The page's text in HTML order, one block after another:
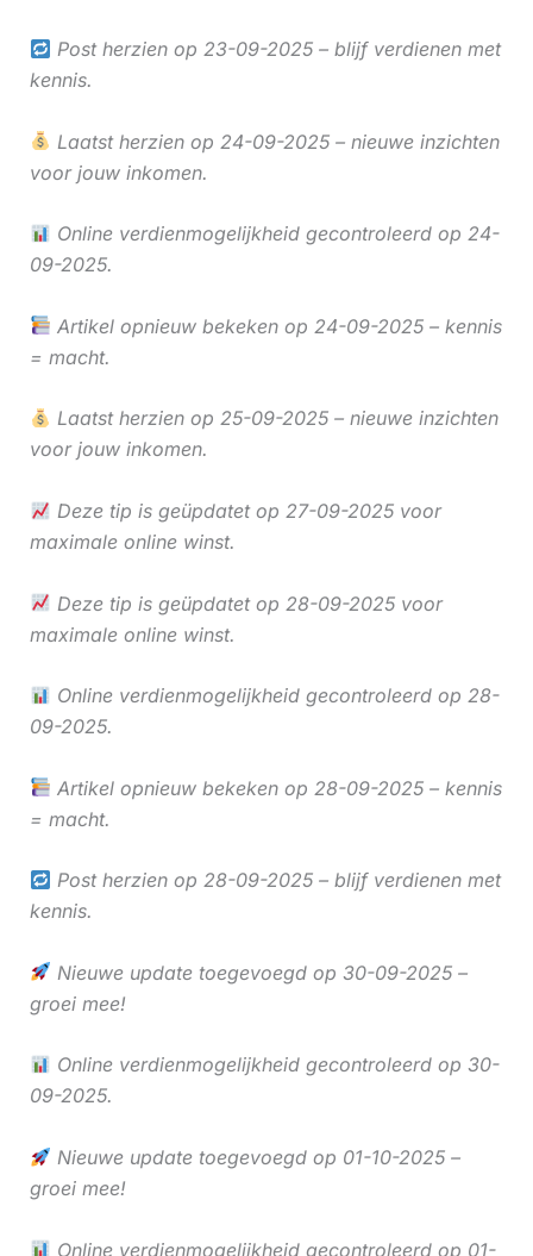
Post herzien op 23-09-2025 – blijf verdienen met
kennis.
Laatst herzien op 24-09-2025 – nieuwe inzichten
voor jouw inkomen.
Online verdienmogelijkheid gecontroleerd op 24-
09-2025.
Artikel opnieuw bekeken op 24-09-2025 – kennis
= macht.
Laatst herzien op 25-09-2025 – nieuwe inzichten
voor jouw inkomen.
Deze tip is geüpdatet op 27-09-2025 voor
maximale online winst.
Deze tip is geüpdatet op 28-09-2025 voor
maximale online winst.
Online verdienmogelijkheid gecontroleerd op 28-
09-2025.
Artikel opnieuw bekeken op 28-09-2025 – kennis
= macht.
Post herzien op 28-09-2025 – blijf verdienen met
kennis.
Nieuwe update toegevoegd op 30-09-2025 –
groei mee!
Online verdienmogelijkheid gecontroleerd op 30-
09-2025.
Nieuwe update toegevoegd op 01-10-2025 –
groei mee!
Online verdienmogelijkheid gecontroleerd op 01-